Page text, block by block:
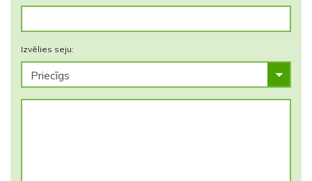
Izvēlies seju: